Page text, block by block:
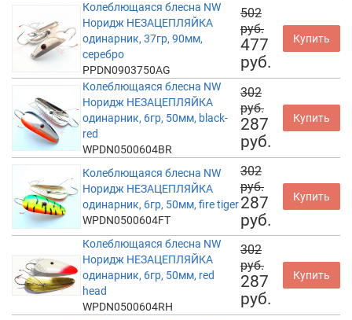
Колеблющаяся блесна NW
Норидж НЕЗАЦЕПЛЯЙКА
одинарник, 37гр, 90мм,
серебро
PPDN0903750AG
502
руб.
477
руб.
Купить
Колеблющаяся блесна NW
Норидж НЕЗАЦЕПЛЯЙКА
одинарник, 6гр, 50мм, black-
red
WPDN0500604BR
302
руб.
287
руб.
Купить
Колеблющаяся блесна NW
Норидж НЕЗАЦЕПЛЯЙКА
одинарник, 6гр, 50мм, fire tiger
WPDN0500604FT
302
руб.
287
руб.
Купить
Колеблющаяся блесна NW
Норидж НЕЗАЦЕПЛЯЙКА
одинарник, 6гр, 50мм, red
head
WPDN0500604RH
302
руб.
287
руб.
Купить